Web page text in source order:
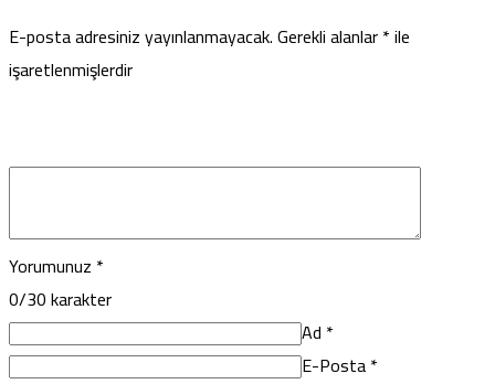
E-posta adresiniz yayınlanmayacak.Gerekli alanlar*ile
işaretlenmişlerdir
Yorumunuz *
0/30 karakter
Ad *
E-Posta*